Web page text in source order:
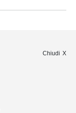
Chiudi